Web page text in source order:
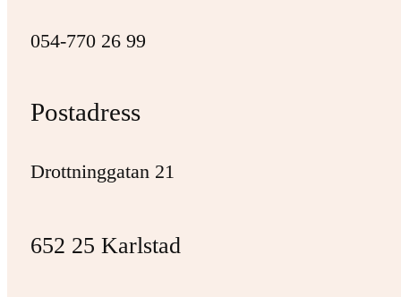
054-770 26 99
Postadress
Drottninggatan 21
652 25 Karlstad